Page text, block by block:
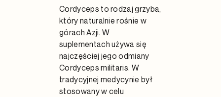
Cordyceps to rodzaj grzyba,
który naturalnie rośnie w
górach Azji. W
suplementach używa się
najczęściej jego odmiany
Cordyceps militaris. W
tradycyjnej medycynie był
stosowany w celu